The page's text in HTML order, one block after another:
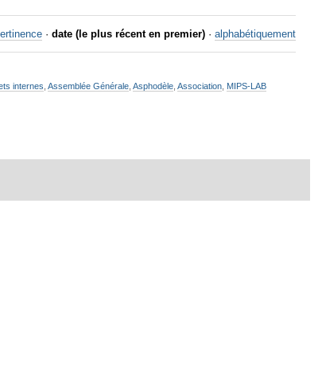
· date (le plus récent en premier) · alphabétiquement
internes Assemblée Générale, Asphodèle, Association, MIPS-LAB